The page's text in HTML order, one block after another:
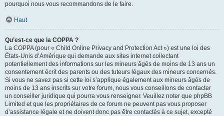
pourquoi nous vous recommandons de le faire.
Haut
Qu’est-ce que la COPPA ?
La COPPA (pour « Child Online Privacy and Protection Act ») est une loi des
États-Unis d’Amérique qui demande aux sites internet collectant
potentiellement des informations sur les mineurs âgés de moins de 13 ans un
consentement écrit des parents ou des tuteurs légaux des mineurs concernés.
Si vous ne savez pas si cette loi s’applique également aux mineurs âgés de
moins de 13 ans inscrits sur votre forum, nous vous conseillons de contacter
un conseiller juridique qui pourra vous renseigner. Veuillez noter que phpBB
Limited et que les propriétaires de ce forum ne peuvent pas vous proposer
d’assistance légale et ne doivent donc pas être contactés à ce sujet, excepté